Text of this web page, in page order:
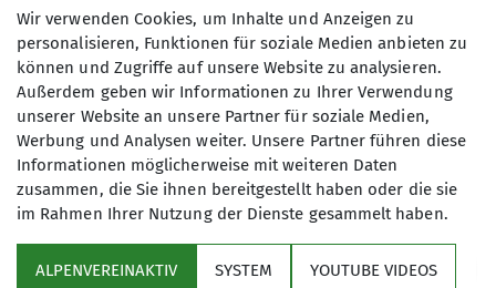
Wir sindeine Wandergruppe unter
dem Dach des Deutschen
Alpenvereins – Sektion Fürth.
Der Name unserer Gruppe„Franken zu
Fuß“ist Programm:Wir sind
überwiegend Franken und wir
wandern in Franken.Wir
durchwandern hierbei sowohl die
Haßberge, den Steigerwald, die Höhen
Anmeldung
beim Tourenleiter: 0911/60 03 908
Wir verwenden Cookies, um Inhalte und Anzeigen zu
personalisieren, Funktionen für soziale Medien anbieten zu
können und Zugriffe auf unsere Website zu analysieren.
Außerdem geben wir Informationen zu Ihrer Verwendung
unserer Website an unsere Partner für soziale Medien,
Werbung und Analysen weiter. Unsere Partner führen diese
Informationen möglicherweise mit weiteren Daten
zusammen, die Sie ihnen bereitgestellt haben oder die sie
im Rahmen Ihrer Nutzung der Dienste gesammelt haben.
ALPENVEREINAKTIV SYSTEM YOUTUBE VIDEOS